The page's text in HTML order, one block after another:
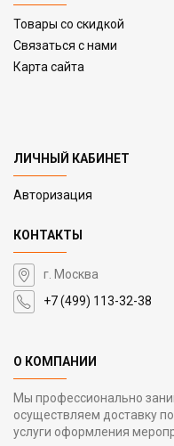
Товары со скидкой
Связаться с нами
Карта сайта
ЛИЧНЫЙ КАБИНЕТ
Авторизация
КОНТАКТЫ
г. Москва
+7 (499) 113-32-38
О КОМПАНИИ
Мы профессионально
осуществляем доставку
услуги оформления